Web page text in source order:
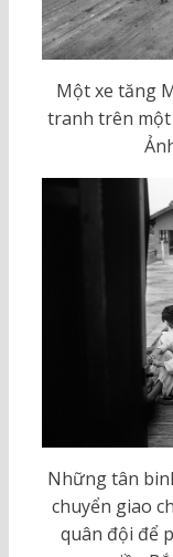
Một xe tăng
tranh trên một
Những tân
chuyển giao
quân đội để